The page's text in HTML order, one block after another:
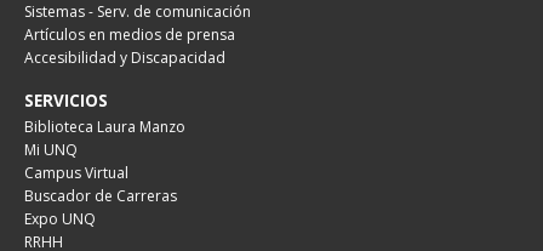
Sistemas - Serv. de comunicación
Artículos en medios de prensa
Accesibilidad y Discapacidad
SERVICIOS
Biblioteca Laura Manzo
Mi UNQ
Campus Virtual
Buscador de Carreras
Expo UNQ
RRHH